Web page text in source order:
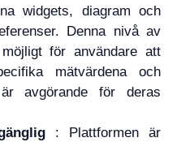
widgets, diagram och
Denna nivå av
för användare att
mätvärdena och
avgörande för deras
: Plattformen är